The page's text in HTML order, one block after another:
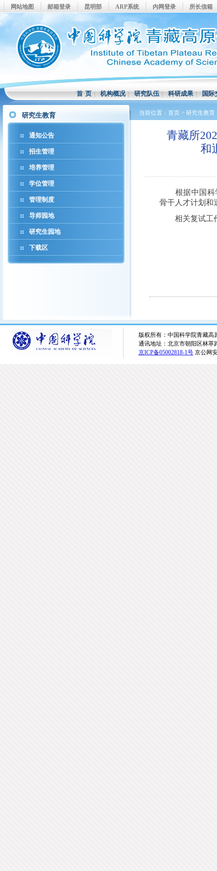
网站地图 邮箱登录 昆明部 ARP系统 内网登录 所长信箱
首 页|机构概况|研究队伍|科研成果|国际
研究生教育
通知公告
招生管理
培养管理
学位管理
管理制度
导师园地
研究生园地
下载区
当前位置： 首页 > 研究生教育
青藏所
和
根据中国
骨干人才计划和
相关复试工
版权所有：中国科学院青藏高
通讯地址：北京市朝阳区林萃
京ICP备05002818-1号 京公网